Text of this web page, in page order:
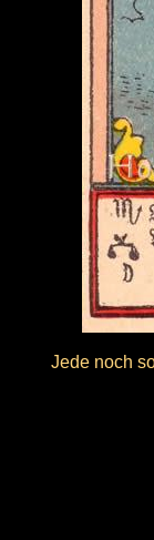
Jede noch